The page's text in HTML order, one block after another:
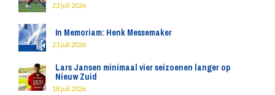
23 juli 2026
In Memoriam: Henk Messemaker
23 juli 2026
Lars Jansen minimaal vier seizoenen langer op
Nieuw Zuid
18 juli 2026